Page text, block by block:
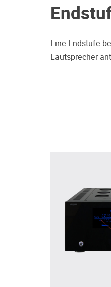
Eine Endstufe
Lautsprecher